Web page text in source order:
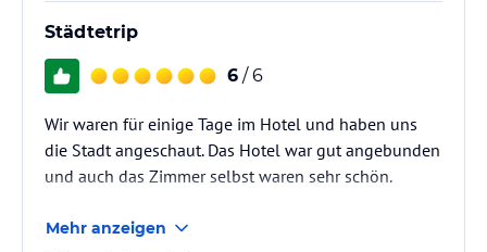
Städtetrip
6 / 6
Wir waren für einige Tage im Hotel und haben uns
die Stadt angeschaut. Das Hotel war gut angebunden
und auch das Zimmer selbst waren sehr schön.
Mehr anzeigen